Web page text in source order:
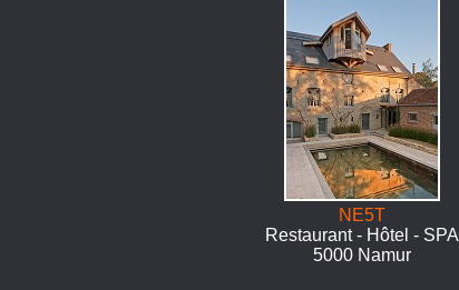
NE5T
Restaurant - Hôtel - SPA
5000 Namur